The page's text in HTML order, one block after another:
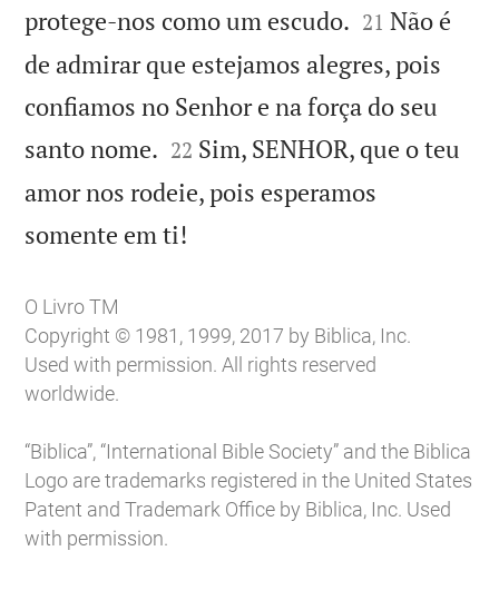
protege-nos como um escudo. 

21 Não é
de admirar que estejamos alegres, pois
confiamos no Senhor e na força do seu
santo nome. 

22 Sim, SENHOR, que o teu
amor nos rodeie, pois esperamos
somente em ti!
O Livro TM
Copyright © 1981, 1999, 2017 by Biblica, Inc.
Used with permission. All rights reserved
worldwide.
“Biblica”, “International Bible Society” and the Biblica
Logo are trademarks registered in the United States
Patent and Trademark Office by Biblica, Inc. Used
with permission.